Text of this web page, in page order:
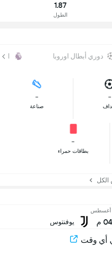
1.87
الطول
دوري أبطال اوروبا
-
-
صناعة
-
بطاقات حمراء
م يوفنتوس
أي وقت